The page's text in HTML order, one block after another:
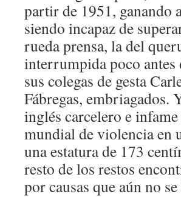
partir de 1951, ganando
siendo incapaz de
rueda prensa, la del
interrumpida poco
sus colegas de gesta
Fábregas, embriagados.
inglés carcelero e
mundial de violencia en
una estatura de 173
resto de los restos
por causas que aún no